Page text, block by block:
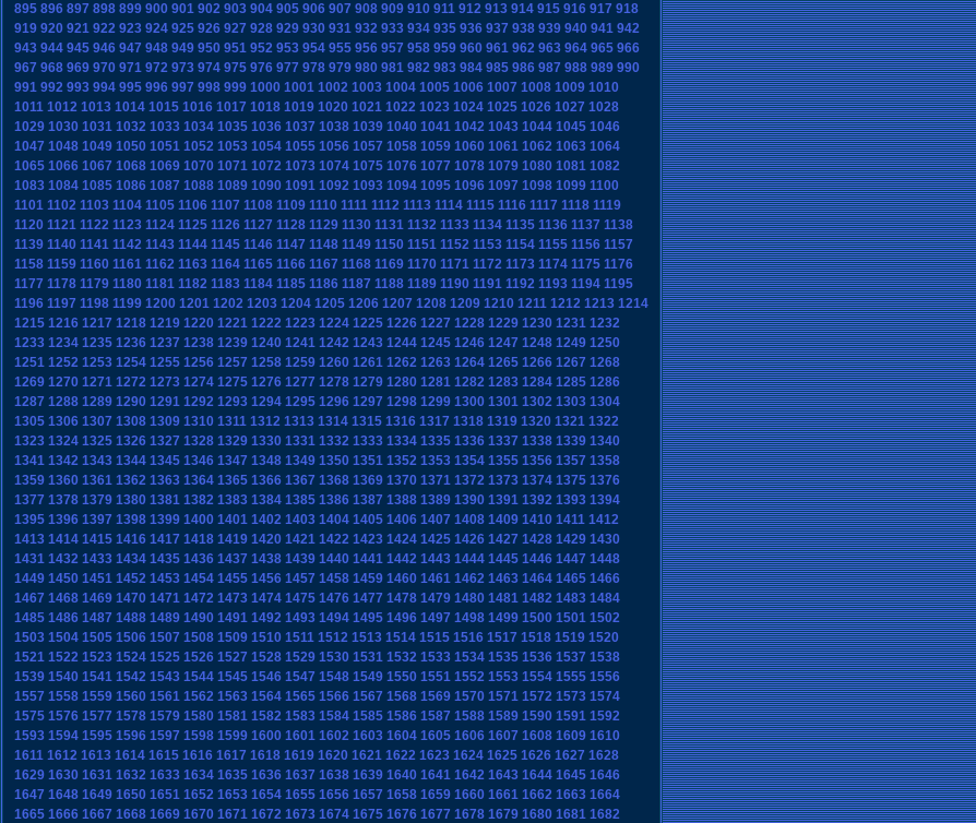
895 896 897 898 899 900 901 902 903 904 905 906 907 908 909 910 911 912 913 914 915 916 917 918
919 920 921 922 923 924 925 926 927 928 929 930 931 932 933 934 935 936 937 938 939 940 941 942
943 944 945 946 947 948 949 950 951 952 953 954 955 956 957 958 959 960 961 962 963 964 965 966
967 968 969 970 971 972 973 974 975 976 977 978 979 980 981 982 983 984 985 986 987 988 989 990
991 992 993 994 995 996 997 998 999 1000 1001 1002 1003 1004 1005 1006 1007 1008 1009 1010
1011 1012 1013 1014 1015 1016 1017 1018 1019 1020 1021 1022 1023 1024 1025 1026 1027 1028
1029 1030 1031 1032 1033 1034 1035 1036 1037 1038 1039 1040 1041 1042 1043 1044 1045 1046
1047 1048 1049 1050 1051 1052 1053 1054 1055 1056 1057 1058 1059 1060 1061 1062 1063 1064
1065 1066 1067 1068 1069 1070 1071 1072 1073 1074 1075 1076 1077 1078 1079 1080 1081 1082
1083 1084 1085 1086 1087 1088 1089 1090 1091 1092 1093 1094 1095 1096 1097 1098 1099 1100
1101 1102 1103 1104 1105 1106 1107 1108 1109 1110 1111 1112 1113 1114 1115 1116 1117 1118 1119
1120 1121 1122 1123 1124 1125 1126 1127 1128 1129 1130 1131 1132 1133 1134 1135 1136 1137 1138
1139 1140 1141 1142 1143 1144 1145 1146 1147 1148 1149 1150 1151 1152 1153 1154 1155 1156 1157
1158 1159 1160 1161 1162 1163 1164 1165 1166 1167 1168 1169 1170 1171 1172 1173 1174 1175 1176
1177 1178 1179 1180 1181 1182 1183 1184 1185 1186 1187 1188 1189 1190 1191 1192 1193 1194 1195
1196 1197 1198 1199 1200 1201 1202 1203 1204 1205 1206 1207 1208 1209 1210 1211 1212 1213 1214
1215 1216 1217 1218 1219 1220 1221 1222 1223 1224 1225 1226 1227 1228 1229 1230 1231 1232
1233 1234 1235 1236 1237 1238 1239 1240 1241 1242 1243 1244 1245 1246 1247 1248 1249 1250
1251 1252 1253 1254 1255 1256 1257 1258 1259 1260 1261 1262 1263 1264 1265 1266 1267 1268
1269 1270 1271 1272 1273 1274 1275 1276 1277 1278 1279 1280 1281 1282 1283 1284 1285 1286
1287 1288 1289 1290 1291 1292 1293 1294 1295 1296 1297 1298 1299 1300 1301 1302 1303 1304
1305 1306 1307 1308 1309 1310 1311 1312 1313 1314 1315 1316 1317 1318 1319 1320 1321 1322
1323 1324 1325 1326 1327 1328 1329 1330 1331 1332 1333 1334 1335 1336 1337 1338 1339 1340
1341 1342 1343 1344 1345 1346 1347 1348 1349 1350 1351 1352 1353 1354 1355 1356 1357 1358
1359 1360 1361 1362 1363 1364 1365 1366 1367 1368 1369 1370 1371 1372 1373 1374 1375 1376
1377 1378 1379 1380 1381 1382 1383 1384 1385 1386 1387 1388 1389 1390 1391 1392 1393 1394
1395 1396 1397 1398 1399 1400 1401 1402 1403 1404 1405 1406 1407 1408 1409 1410 1411 1412
1413 1414 1415 1416 1417 1418 1419 1420 1421 1422 1423 1424 1425 1426 1427 1428 1429 1430
1431 1432 1433 1434 1435 1436 1437 1438 1439 1440 1441 1442 1443 1444 1445 1446 1447 1448
1449 1450 1451 1452 1453 1454 1455 1456 1457 1458 1459 1460 1461 1462 1463 1464 1465 1466
1467 1468 1469 1470 1471 1472 1473 1474 1475 1476 1477 1478 1479 1480 1481 1482 1483 1484
1485 1486 1487 1488 1489 1490 1491 1492 1493 1494 1495 1496 1497 1498 1499 1500 1501 1502
1503 1504 1505 1506 1507 1508 1509 1510 1511 1512 1513 1514 1515 1516 1517 1518 1519 1520
1521 1522 1523 1524 1525 1526 1527 1528 1529 1530 1531 1532 1533 1534 1535 1536 1537 1538
1539 1540 1541 1542 1543 1544 1545 1546 1547 1548 1549 1550 1551 1552 1553 1554 1555 1556
1557 1558 1559 1560 1561 1562 1563 1564 1565 1566 1567 1568 1569 1570 1571 1572 1573 1574
1575 1576 1577 1578 1579 1580 1581 1582 1583 1584 1585 1586 1587 1588 1589 1590 1591 1592
1593 1594 1595 1596 1597 1598 1599 1600 1601 1602 1603 1604 1605 1606 1607 1608 1609 1610
1611 1612 1613 1614 1615 1616 1617 1618 1619 1620 1621 1622 1623 1624 1625 1626 1627 1628
1629 1630 1631 1632 1633 1634 1635 1636 1637 1638 1639 1640 1641 1642 1643 1644 1645 1646
1647 1648 1649 1650 1651 1652 1653 1654 1655 1656 1657 1658 1659 1660 1661 1662 1663 1664
1665 1666 1667 1668 1669 1670 1671 1672 1673 1674 1675 1676 1677 1678 1679 1680 1681 1682